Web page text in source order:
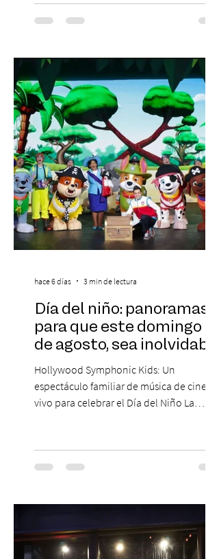
para mejorar los procesos de selección
laboral en Chile. En un contexto donde el
experiencias laborales forman parte de la
realidad de miles de trabajadores, Trabajo
de Monos – Reflexiones de la Selva
Corporativa, del autor Mauricio Eduardo
Medina, ha trascendido el ámbito editorial
Día del niño: panoramas
para que este domingo 09
de agosto, sea inolvidable
Hollywood Symphonic Kids: Un
espectáculo familiar de música de cine en
vivo para celebrar el Día del Niño La
musical única e inolvidable con motivo del
Día del Niño. El espectáculo Hollywood
de todos los tiempos en un concierto en
sinfónica en pleno, coro y una
sorprendente puesta en escena pensada
hace 6 días 3 min de lectura